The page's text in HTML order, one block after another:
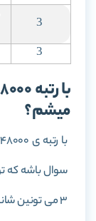
3
3
میشم؟
3 می تونین شانس قبولی بیشتری داشته باشین.